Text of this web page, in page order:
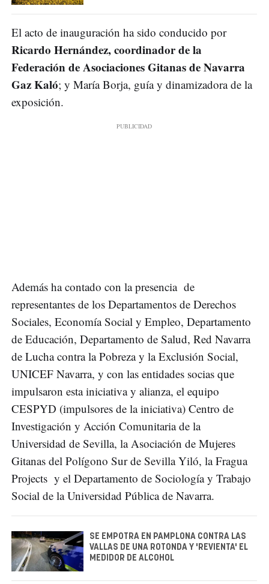
El acto de inauguración ha sido conducido por
Ricardo Hernández, coordinador de la
Federación de Asociaciones Gitanas de Navarra
Gaz Kaló; y María Borja, guía y dinamizadora de la
exposición.
Además ha contado con la presencia de
representantes de los Departamentos de Derechos
Sociales, Economía Social y Empleo, Departamento
de Educación, Departamento de Salud, Red Navarra
de Lucha contra la Pobreza y la Exclusión Social,
UNICEF Navarra, y con las entidades socias que
impulsaron esta iniciativa y alianza, el equipo
CESPYD (impulsores de la iniciativa) Centro de
Investigación y Acción Comunitaria de la
Universidad de Sevilla, la Asociación de Mujeres
Gitanas del Polígono Sur de Sevilla Yiló, la Fragua
Projects y el Departamento de Sociología y Trabajo
Social de la Universidad Pública de Navarra.
SE EMPOTRA EN PAMPLONA CONTRA LAS
VALLAS DE UNA ROTONDA Y 'REVIENTA' EL
MEDIDOR DE ALCOHOL